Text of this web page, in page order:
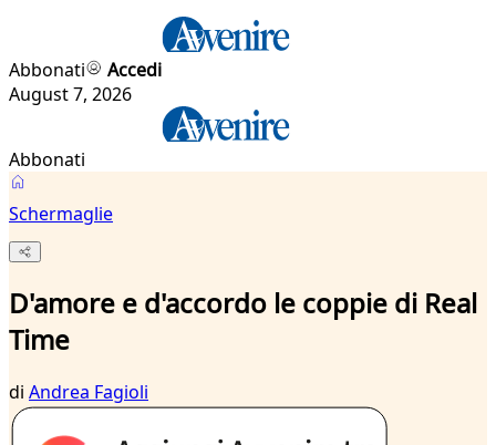
Abbonati
Accedi
August 7, 2026
Abbonati
Schermaglie
D'amore e d'accordo le coppie di Real
Time
di Andrea Fagioli